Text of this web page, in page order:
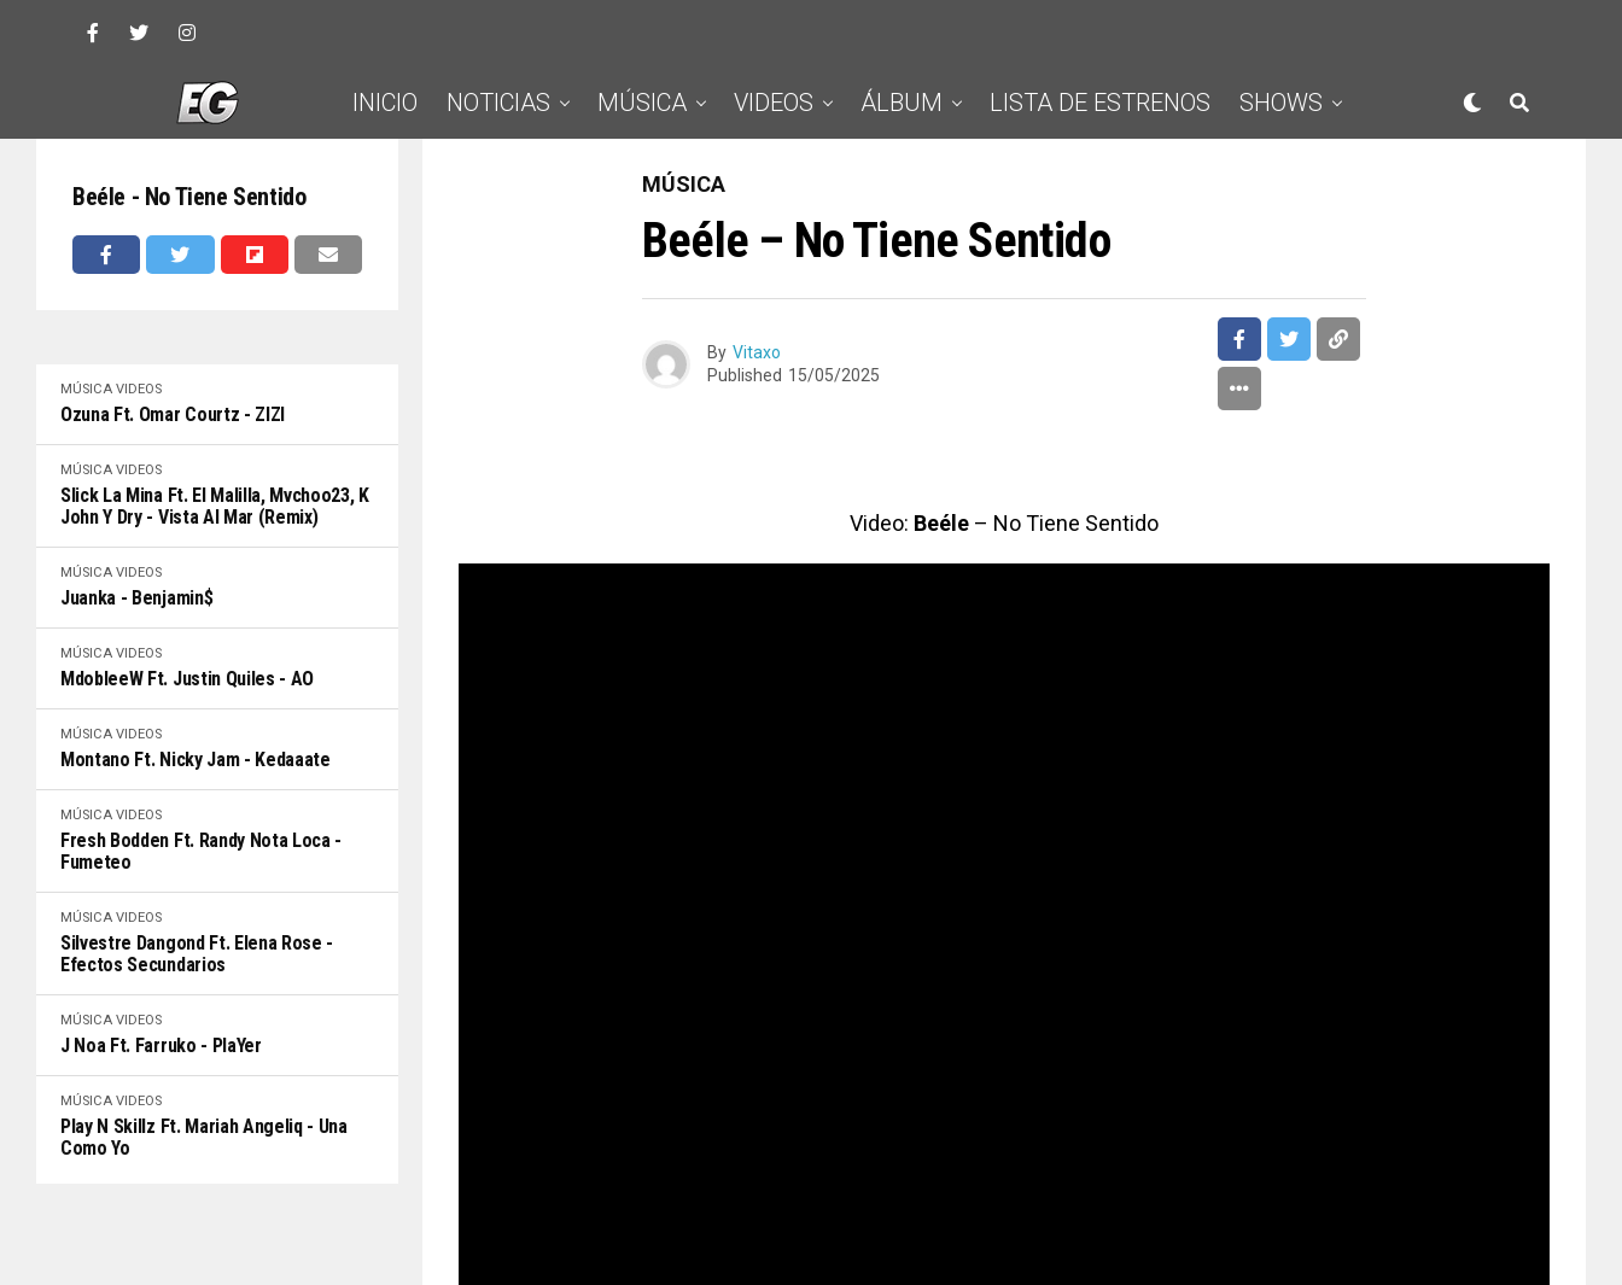
INICIO NOTICIAS MÚSICA VIDEOS ÁLBUM LISTA DE ESTRENOS SHOWS
Beéle - No Tiene Sentido
MÚSICA VIDEOS
Ozuna Ft. Omar Courtz - ZIZI
MÚSICA VIDEOS
Slick La Mina Ft. El Malilla, Mvchoo23, K
John Y Dry - Vista Al Mar (Remix)
MÚSICA VIDEOS
Juanka - Benjamin$
MÚSICA VIDEOS
MdobleeW Ft. Justin Quiles - AO
MÚSICA VIDEOS
Montano Ft. Nicky Jam - Kedaaate
MÚSICA VIDEOS
Fresh Bodden Ft. Randy Nota Loca -
Fumeteo
MÚSICA VIDEOS
Silvestre Dangond Ft. Elena Rose -
Efectos Secundarios
MÚSICA VIDEOS
J Noa Ft. Farruko - PlaYer
MÚSICA VIDEOS
Play N Skillz Ft. Mariah Angeliq - Una
Como Yo
MÚSICA
Beéle – No Tiene Sentido
By Vitaxo
Published 15/05/2025
Video: Beéle – No Tiene Sentido